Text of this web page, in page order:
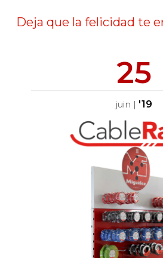
Deja que la felicidad te
25
juin | '19